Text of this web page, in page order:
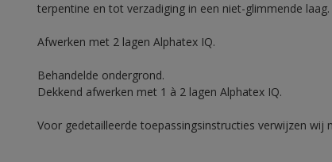
terpentine en tot verzadiging in een niet-glimmende laag.
Afwerken met 2 lagen Alphatex IQ.
Behandelde ondergrond.
Dekkend afwerken met 1 à 2 lagen Alphatex IQ.
Voor gedetailleerde toepassingsinstructies verwijzen